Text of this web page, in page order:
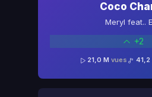
Coco
Meryl feat..
+2
21,0 M vues 41,2